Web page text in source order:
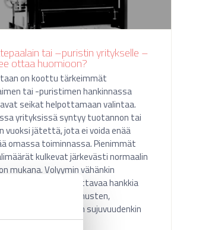
tai –puristin yritykselle –
ottaa huomioon?
on koottu tärkeimmät
tai -puristimen hankinnassa
seikat helpottamaan valintaa.
yrityksissä syntyy tuotannon tai
vuoksi jätettä, jota ei voida enää
omassa toiminnassa. Pienimmät
kulkevat järkevästi normaalin
mukana. Volyymin vähänkin
yrityksen on kannattavaa hankkia
niin kustannusten,
kuin toiminnan sujuvuudenkin